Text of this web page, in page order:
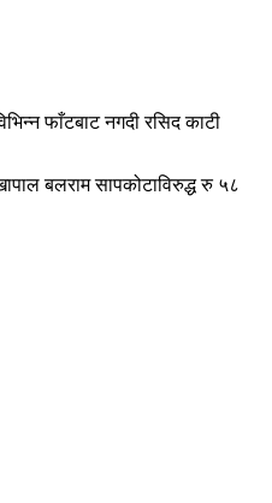
फाँटबाट नगदी रसिद काटी
बलराम सापकोटाविरुद्ध रु ५८